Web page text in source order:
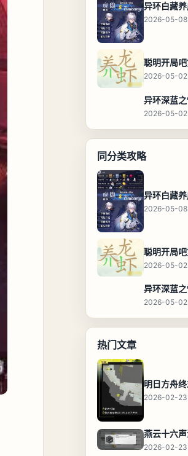
2026-05-08
2026-05-02
2026-05-02
同分类攻略
2026-05-08
2026-05-02
2026-05-02
热门文章
2026-02-23
2026-02-23